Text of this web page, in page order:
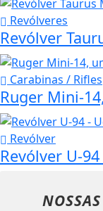
Revólveres
Revólver
Carabinas / Rifles
Ruger Mini-
Revólver
Revólver U-